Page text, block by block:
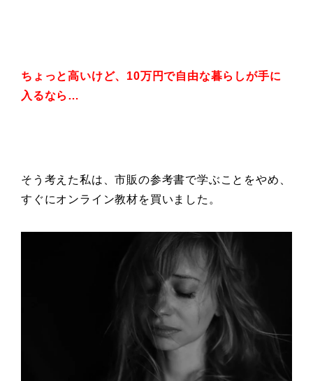
ちょっと高いけど、 10万円で自由な暮らしが手に
入るなら…
そう考えた私は、市販の参考書で学ぶことをやめ、
すぐにオンライン教材を買いました。